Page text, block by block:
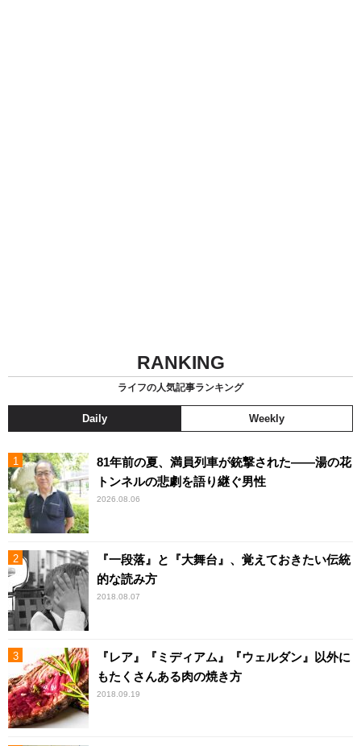
RANKING
ライフの人気記事ランキング
Daily Weekly
81年前の夏、満員列車が銃撃された――湯の花
トンネルの悲劇を語り継ぐ男性
2026.08.06
『一段落』と『大舞台』、覚えておきたい伝統
的な読み方
2018.08.07
『レア』『ミディアム』『ウェルダン』以外に
もたくさんある肉の焼き方
2018.09.19